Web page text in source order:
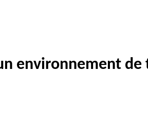
environnement